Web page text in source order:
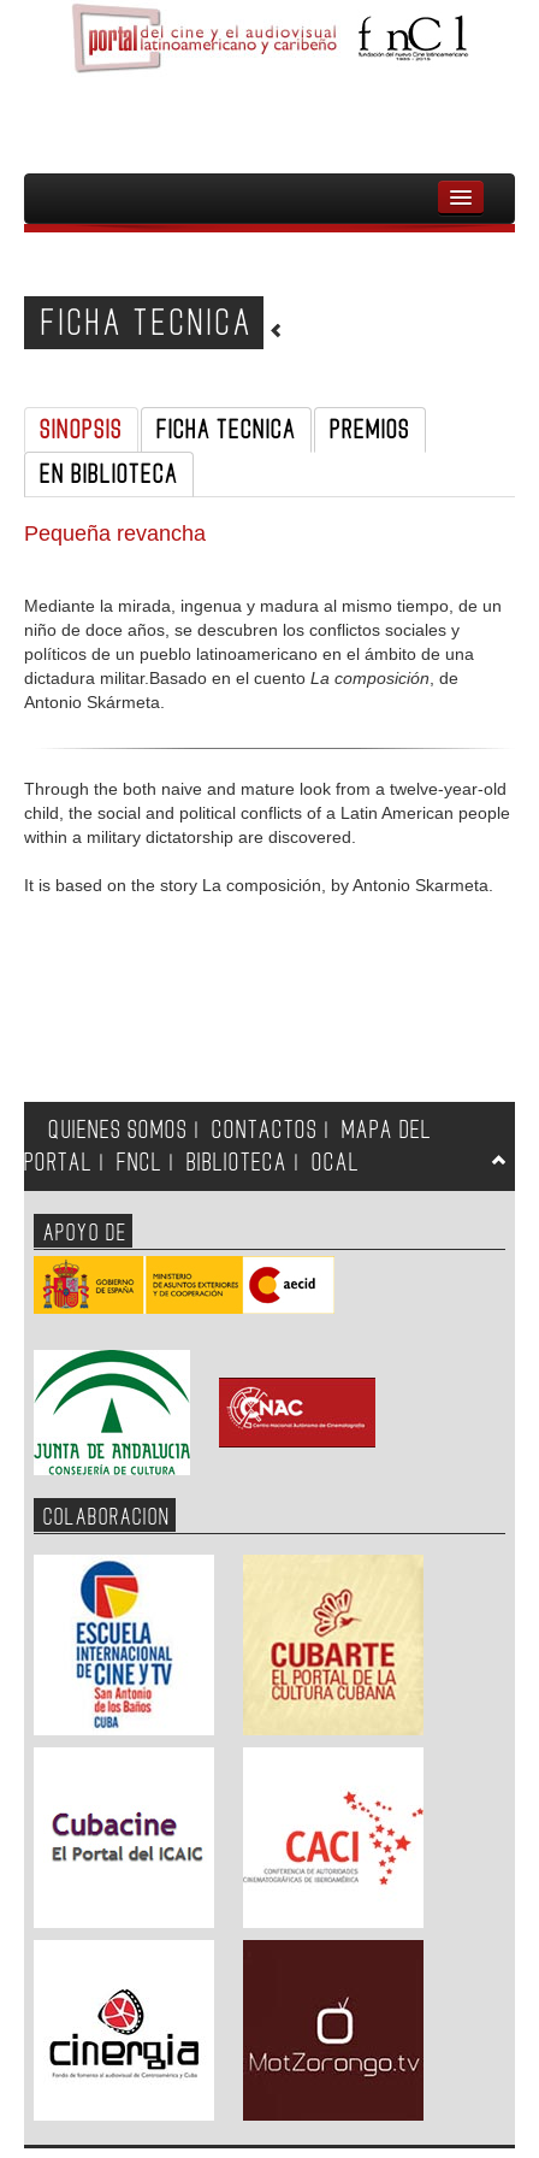
INICIO
PELICULAS
DOCUMENTALES
MUJERES
AUDIOVISUAL INDIGENA Y COMUNITARIO
FICHA TECNICA
SINOPSIS FICHA TECNICA
PREMIOS
EN BIBLIOTECA
Pequeña revancha
Mediante la mirada, ingenua y madura al mismo tiempo, de un
niño de doce años, se descubren los conflictos sociales y
políticos de un pueblo latinoamericano en el ámbito de una
dictadura militar.Basado en el cuento La composición , de
Antonio Skármeta.
Through the both naive and mature look from a twelve-year-old
child, the social and political conflicts of a Latin American people
within a military dictatorship are discovered.
It is based on the story La composición, by Antonio Skarmeta.
QUIENES SOMOS CONTACTOS
MAPA DEL
PORTAL
FNCL BIBLIOTECA OCAL
APOYO DE
COLABORACION